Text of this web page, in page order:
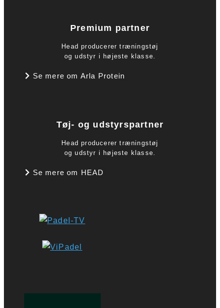
Premium partner
Head producerer træningstøj
og udstyr i højeste klasse.
Se mere om Arla Protein
Tøj- og udstyrspartner
Head producerer træningstøj
og udstyr i højeste klasse.
Se mere om HEAD